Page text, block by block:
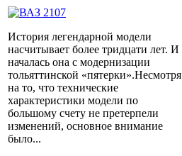
История легендарной модели
насчитывает более тридцати лет. И
началась она с модернизации
тольяттинской «пятерки».Несмотря
на то, что технические
характеристики модели по
большому счету не претерпели
изменений, основное внимание
было...